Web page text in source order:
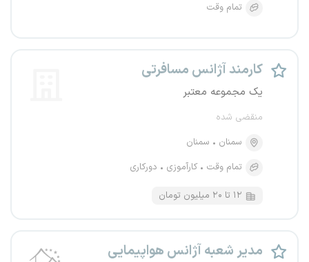
تمام وقت
کارمند آژانس مسافرتی
یک مجموعه معتبر
منقضی شده
سمنان
سمنان
تمام وقت
کارآموزی دورکاری
۱۲ تا ۲۰ میلیون تومان
مدیر شعبه آژانس هواپیمایی